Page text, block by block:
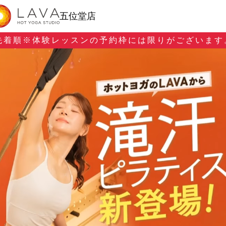
五位堂店
順※ 体験レッスンの予約枠には限りがございます